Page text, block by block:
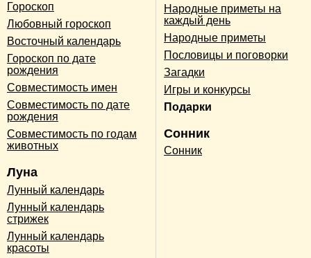
Гороскоп
Любовный гороскоп
Восточный календарь
Гороскоп по дате
рождения
Совместимость имен
Совместимость по дате
рождения
Совместимость по годам
животных
Луна
Лунный календарь
Лунный календарь
стрижек
Лунный календарь
красоты
Народные приметы на
каждый день
Народные приметы
Пословицы и поговорки
Загадки
Игры и конкурсы
Подарки
Сонник
Сонник